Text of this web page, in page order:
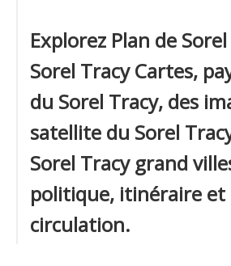
Explorez Plan de
Sorel Tracy Cartes,
du Sorel Tracy, des
satellite du Sorel
Sorel Tracy grand
politique, itinéraire et
circulation.